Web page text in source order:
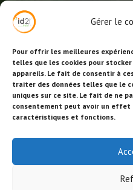
Gérer le
Pour offrir les meilleures
telles que les cookies pour
appareils. Le fait de consentir à
traiter des données telles que le
uniques sur ce site. Le fait de ne
consentement peut avoir un
caractéristiques et fonctions.
NOS PRESTATIONS
Activités, jeux et animations
Animations événementielles
Animations EVJF – EVJG
Animations hôtellerie
Animations anniversaires
Collectivités, centres de
Séminaires team building